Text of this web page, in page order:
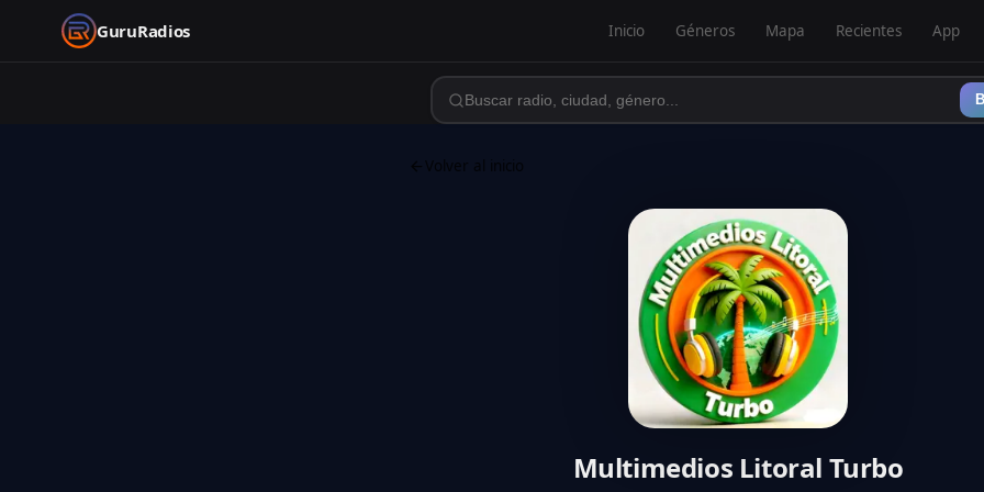
GuruRadios Inicio Géneros Mapa Recientes App
Volver al inicio
Multimedios Litoral Turbo